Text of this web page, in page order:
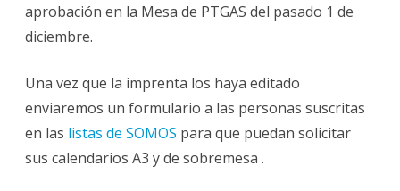
aprobación en la Mesa de PTGAS del pasado 1 de
diciembre.
Una vez que la imprenta los haya editado
enviaremos un formulario a las personas suscritas
en las listas de SOMOS para que puedan solicitar
sus calendarios A3 y de sobremesa .